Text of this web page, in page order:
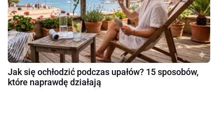
Jak się ochłodzić podczas upałów? 15 sposobów,
które naprawdę działają